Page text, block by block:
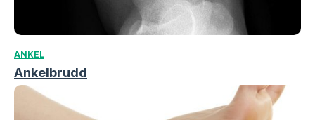
ANKEL
Ankelbrudd